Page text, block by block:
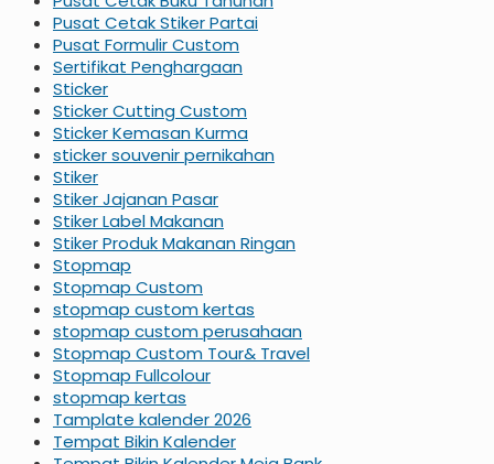
Pusat Cetak Stiker Partai
Pusat Formulir Custom
Sertifikat Penghargaan
Sticker
Sticker Cutting Custom
Sticker Kemasan Kurma
sticker souvenir pernikahan
Stiker
Stiker Jajanan Pasar
Stiker Label Makanan
Stiker Produk Makanan Ringan
Stopmap
Stopmap Custom
stopmap custom kertas
stopmap custom perusahaan
Stopmap Custom Tour& Travel
Stopmap Fullcolour
stopmap kertas
Tamplate kalender 2026
Tempat Bikin Kalender